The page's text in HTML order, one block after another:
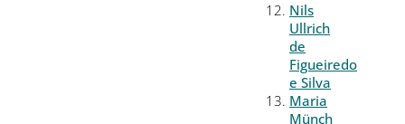
Nils
Ullrich
de
Figueiredo
e Silva
Maria
Münch